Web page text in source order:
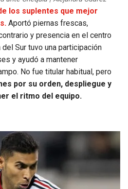
los suplentes que mejor
Aportó piernas frescas,
y presencia en el centro
del Sur tuvo una participación
y ayudó a mantener
No fue titular habitual, pero
por su orden, despliegue y
el ritmo del equipo.